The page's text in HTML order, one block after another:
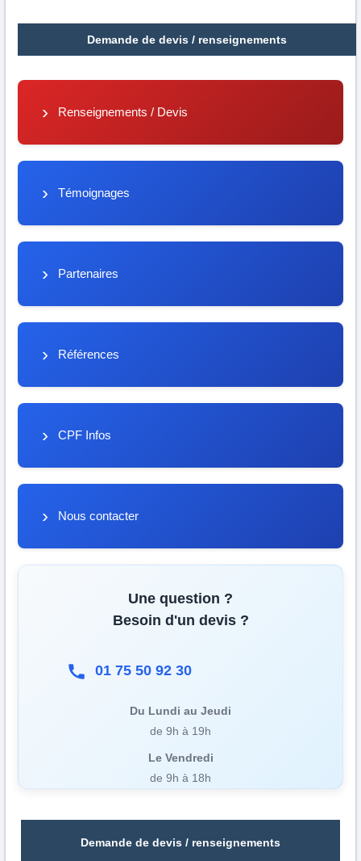
Demande de devis / renseignements
Renseignements / Devis
Témoignages
Partenaires
Références
CPF Infos
Nous contacter
Une question ?
Besoin d'un devis ?
01 75 50 92 30
Du Lundi au Jeudi
de 9h à 19h
Le Vendredi
de 9h à 18h
Demande de devis / renseignements